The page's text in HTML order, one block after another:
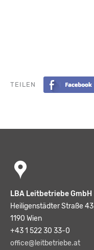
TEILEN
LBA Leitbetriebe GmbH
Heiligenstädter Straße 43
1190 Wien
+43 1 522 30 33-0
office@leitbetriebe.at